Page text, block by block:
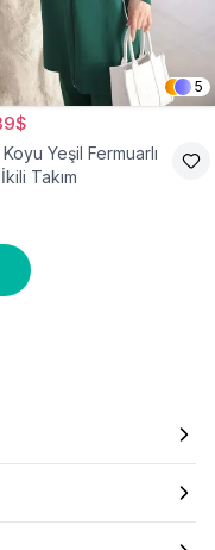
5
Koyu Yeşil Fermuarlı
Takım